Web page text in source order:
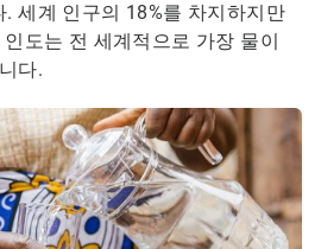
세계 인구의 18%를 차지하지만
도는 전 세계적으로 가장 물이
다.